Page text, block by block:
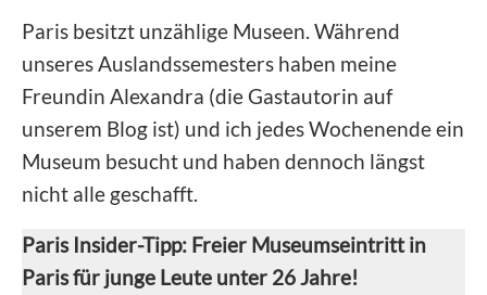
Paris besitzt unzählige Museen. Während
unseres Auslandssemesters haben meine
Freundin Alexandra (die Gastautorin auf
unserem Blog ist) und ich jedes Wochenende ein
Museum besucht und haben dennoch längst
nicht alle geschafft.
Paris Insider-Tipp: Freier Museumseintritt in
Paris für junge Leute unter 26 Jahre!